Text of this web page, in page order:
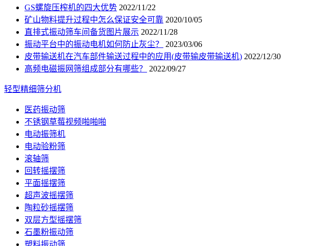
GS螺旋压榨机的四大优势 2022/11/22
矿山物料提升过程中怎么保证安全可靠 2020/10/05
直排式振动筛车间备货图片展示 2022/11/28
振动平台中的振动电机如何防止灰尘？
2023/03/06
皮带输送机在汽车部件输送过程中的应用(皮带输皮带输送机) 2022/12/30
高频电磁振网筛组成部分有哪些？
2022/09/27
轻型精细筛分机
医药振动筛
不锈钢草莓视频啪啪啪
电动振筛机
电动验粉筛
滚轴筛
回转摇摆筛
平面摇摆筛
超声波摇摆筛
陶粒砂摇摆筛
双层方型摇摆筛
石墨粉振动筛
塑料振动筛